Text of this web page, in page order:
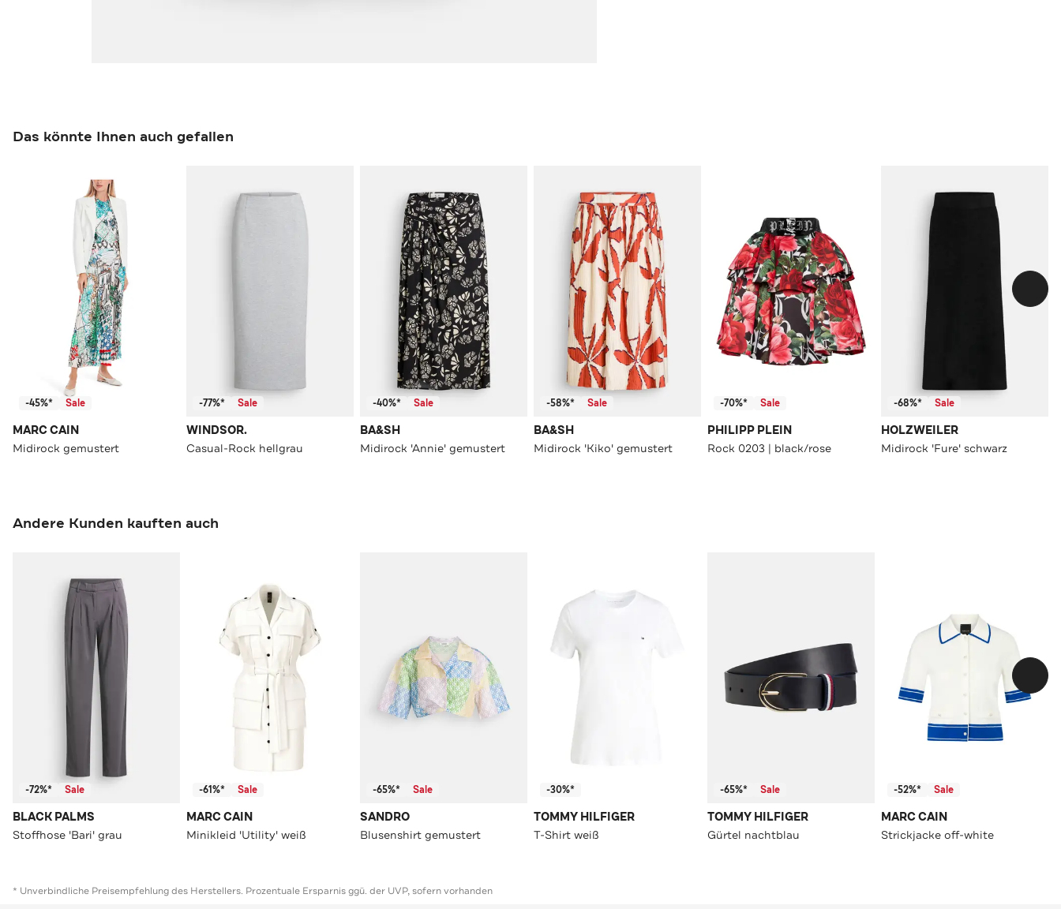
Das könnte Ihnen auch gefallen
-45%* Sale
MARC CAIN
Midirock gemustert
-77%* Sale
WINDSOR.
Casual-Rock hellgrau
-40%* Sale
BA&SH
Midirock 'Annie' gemustert
-58%* Sale
BA&SH
Midirock 'Kiko' gemustert
-70%* Sale
PHILIPP PLEIN
Rock 0203 | black/rose
-68%* Sale
HOLZWEILER
Midirock 'Fure' schwarz
Andere Kunden kauften auch
-72%* Sale
BLACK PALMS
Stoffhose 'Bari' grau
-61%* Sale
MARC CAIN
Minikleid 'Utility' weiß
-65%* Sale
SANDRO
Blusenshirt gemustert
-30%*
TOMMY HILFIGER
T-Shirt weiß
-65%* Sale
TOMMY HILFIGER
Gürtel nachtblau
-52%* Sale
MARC CAIN
Strickjacke off-white
* Unverbindliche Preisempfehlung des Herstellers. Prozentuale Ersparnis ggü. der UVP, sofern vorhanden